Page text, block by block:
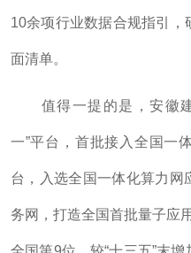
10余项行业数据合规指引，
面清单。
值得一提的是，安徽建
一”平台，首批接入全国一
台，入选全国一体化算力网
务网，打造全国首批量子应